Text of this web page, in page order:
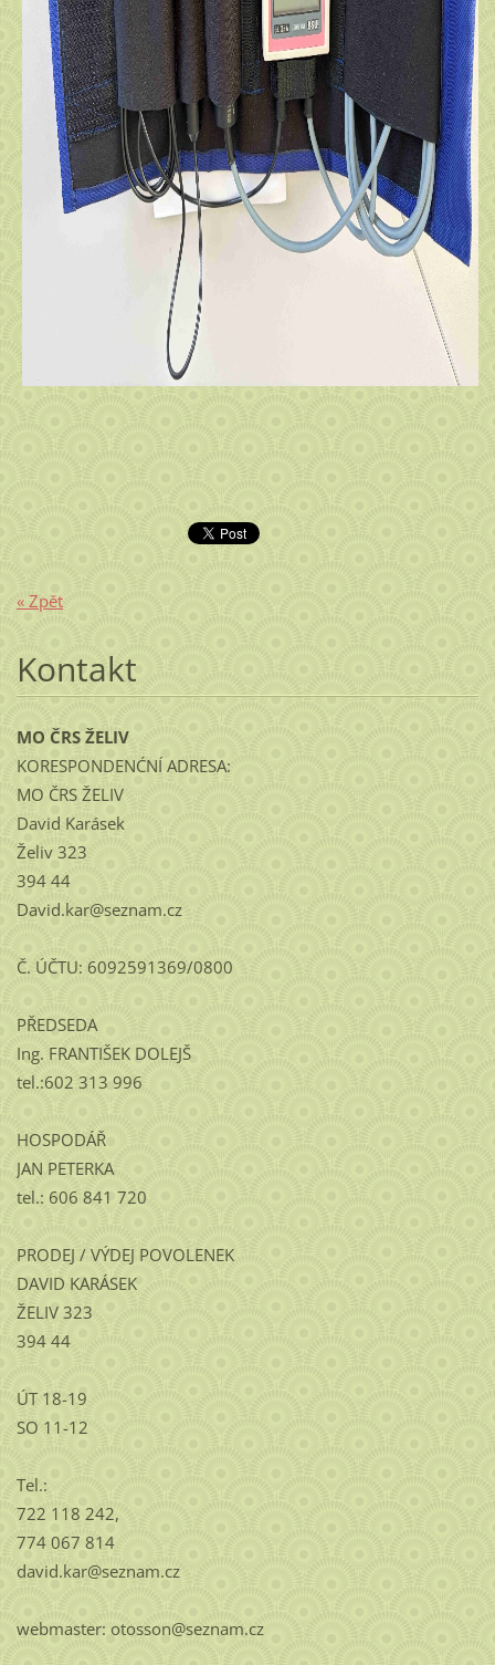
« Zpět
Kontakt
MO ČRS ŽELIV
KORESPONDENĆNÍ ADRESA:
MO ČRS ŽELIV
David Karásek
Želiv 323
394 44
David.kar@seznam.cz
Č. ÚČTU: 6092591369/0800
PŘEDSEDA
Ing. FRANTIŠEK DOLEJŠ
tel.:602 313 996
HOSPODÁŘ
JAN PETERKA
tel.: 606 841 720
PRODEJ / VÝDEJ POVOLENEK
DAVID KARÁSEK
ŽELIV 323
394 44
ÚT 18-19
SO 11-12
Tel.:
722 118 242,
774 067 814
david.kar@seznam.cz
webmaster: otosson@seznam.cz